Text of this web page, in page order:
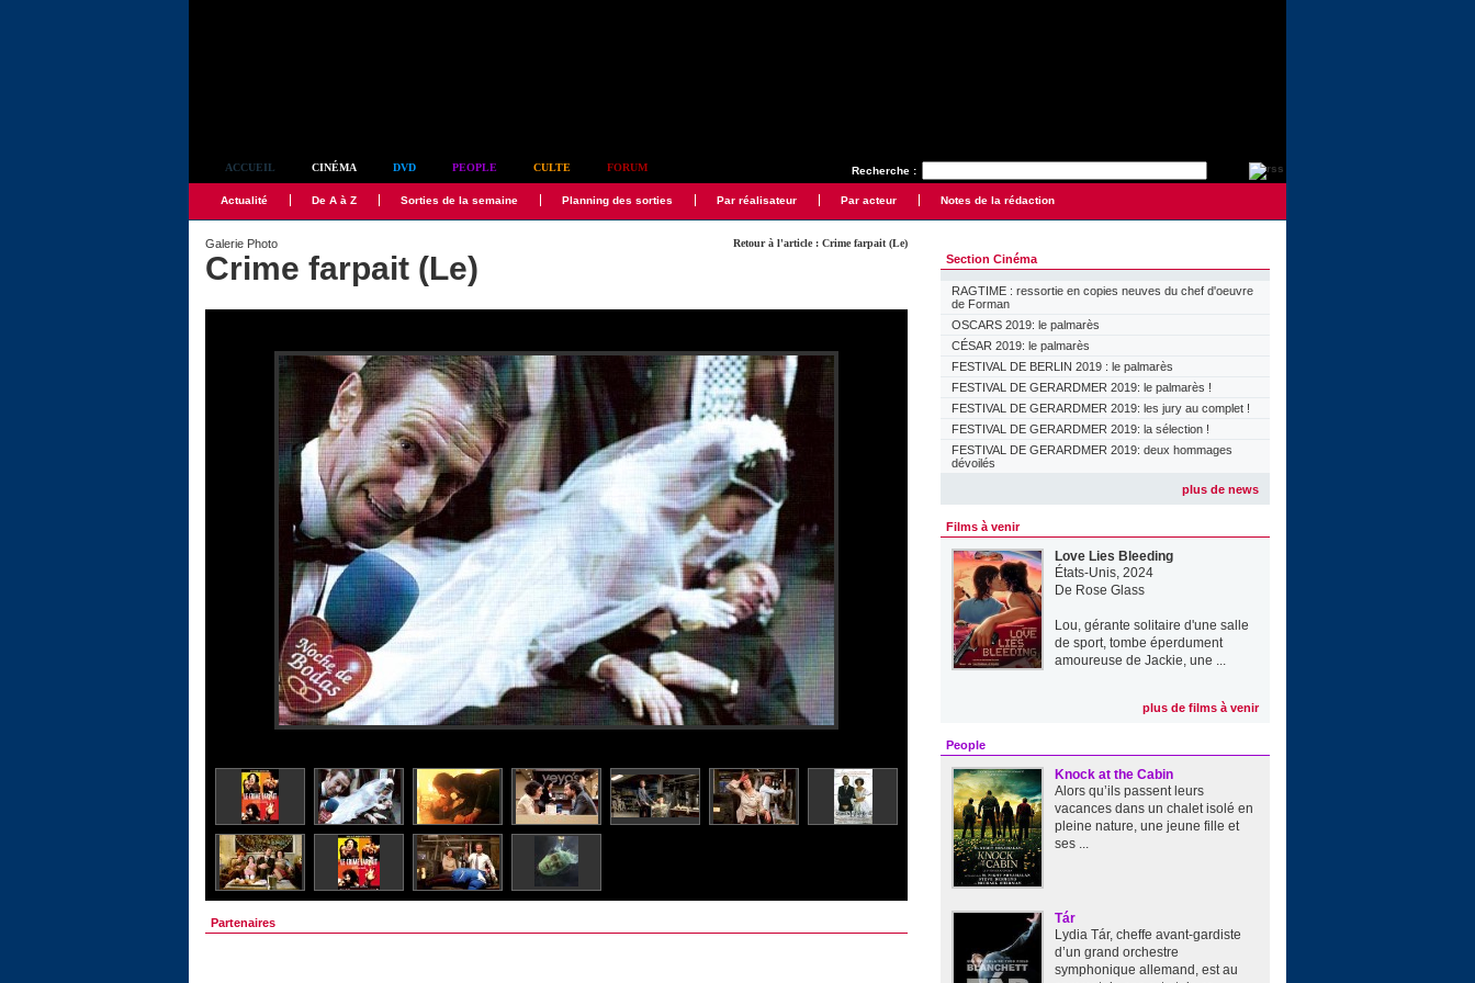
Recherche :
ACCUEIL CINÉMA DVD PEOPLE CULTE FORUM
Actualité De A à Z Sorties de la semaine Planning des sorties Par réalisateur Par acteur Notes de la rédaction
Retour à l'article : Crime farpait (Le)
Galerie Photo
Crime farpait (Le)
Partenaires
Section Cinéma
RAGTIME : ressortie en copies neuves du chef d'oeuvre
de Forman
OSCARS 2019: le palmarès
CÉSAR 2019: le palmarès
FESTIVAL DE BERLIN 2019 : le palmarès
FESTIVAL DE GERARDMER 2019: le palmarès !
FESTIVAL DE GERARDMER 2019: les jury au complet !
FESTIVAL DE GERARDMER 2019: la sélection !
FESTIVAL DE GERARDMER 2019: deux hommages
dévoilés
plus de news
Films à venir
Love Lies Bleeding
États-Unis, 2024
De Rose Glass
Lou, gérante solitaire d'une salle
de sport, tombe éperdument
amoureuse de Jackie, une ...
plus de films à venir
People
Knock at the Cabin
Alors qu’ils passent leurs
vacances dans un chalet isolé en
pleine nature, une jeune fille et
ses ...
Tár
Lydia Tár, cheffe avant-gardiste
d’un grand orchestre
symphonique allemand, est au